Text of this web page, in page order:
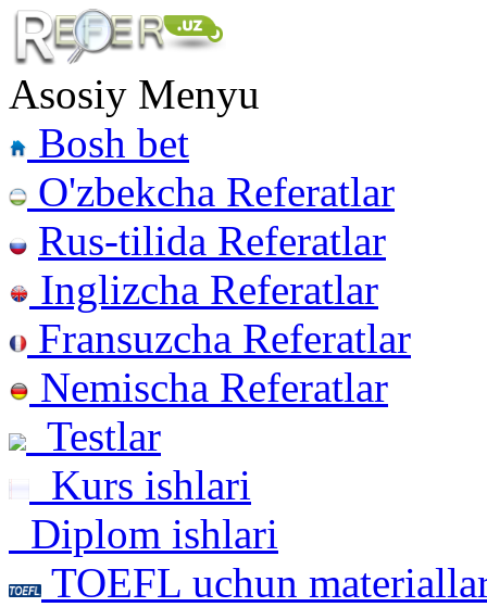
Asosiy Menyu
Bosh bet
O'zbekcha Referatlar
Rus-tilida Referatlar
Inglizcha Referatlar
Fransuzcha Referatlar
Nemischa Referatlar
Testlar
Kurs ishlari
Diplom ishlari
TOEFL uchun